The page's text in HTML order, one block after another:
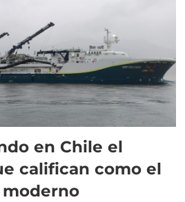
en Chile el
califican como el